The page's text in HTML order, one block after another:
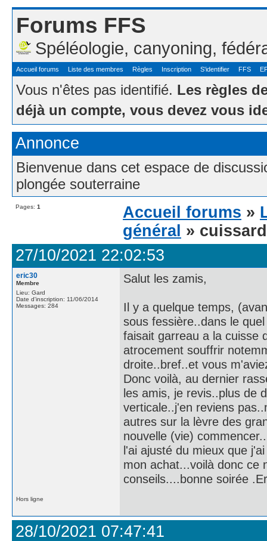
Forums FFS
Spéléologie, canyoning,
Accueil forums Liste des membres Règles Inscription S'identifier FFS
Vous n'êtes pas identifié. Les règles
déjà un compte, vous devez vous
Annonce
Bienvenue dans cet espace de
plongée souterraine
Pages: 1 Accueil forums »
général »
27/10/2021 22:02:53
eric30
Membre
Lieu: Gard
Date d'inscription: 11/06/2014
Messages: 284
Salut les zamis,
Il y a quelque temps,
sous fessière..dans le
faisait garreau a la cuisse
atrocement souffrir
droite..bref..et vous
Donc voilà, au dernier
les amis, je revis..plus de
verticale..j'en reviens
autres sur la lèvre des
nouvelle (vie)
l'ai ajusté du mieux que
mon achat...voilà donc ce
conseils....bonne soirée
Hors ligne
28/10/2021 07:47:41